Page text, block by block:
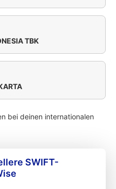
TBK
bei deinen internationalen
SWIFT-